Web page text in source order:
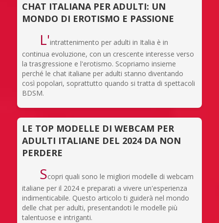
CHAT ITALIANA PER ADULTI: UN
MONDO DI EROTISMO E PASSIONE
L'intrattenimento per adulti in Italia è in
continua evoluzione, con un crescente interesse verso
la trasgressione e l'erotismo. Scopriamo insieme
perché le chat italiane per adulti stanno diventando
così popolari, soprattutto quando si tratta di spettacoli
BDSM.
LE TOP MODELLE DI WEBCAM PER
ADULTI ITALIANE DEL 2024 DA NON
PERDERE
Scopri quali sono le migliori modelle di webcam
italiane per il 2024 e preparati a vivere un'esperienza
indimenticabile. Questo articolo ti guiderà nel mondo
delle chat per adulti, presentandoti le modelle più
talentuose e intriganti.